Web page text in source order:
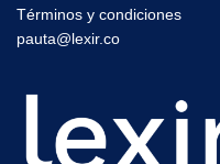
Términos y condiciones
pauta@lexir.co